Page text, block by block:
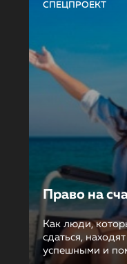
СПЕЦПРОЕКТ
Право на
Как люди,
сдаться,
успешными и